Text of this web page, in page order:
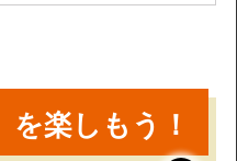
楽しもう！